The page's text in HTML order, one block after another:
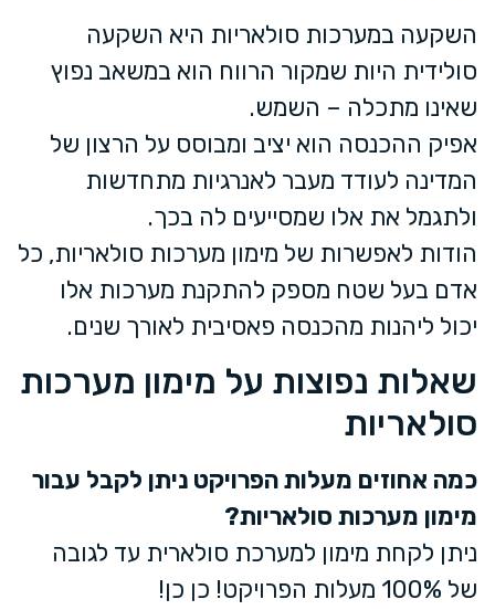
השקעה במערכות סולאריות היא השקעה
סולידית היות שמקור הרווח הוא במשאב נפוץ
שאינו מתכלה – השמש.
אפיק ההכנסה הוא יציב ומבוסס על הרצון של
המדינה לעודד מעבר לאנרגיות מתחדשות
ולתגמל את אלו שמסייעים לה בכך.
הודות לאפשרות של מימון מערכות סולאריות, כל
אדם בעל שטח מספק להתקנת מערכות אלו
יכול ליהנות מהכנסה פאסיבית לאורך שנים.
שאלות נפוצות על מימון מערכות
סולאריות
כמה אחוזים מעלות הפרויקט ניתן לקבל עבור
מימון מערכות סולאריות?
ניתן לקחת מימון למערכת סולארית עד לגובה
של 100% מעלות הפרויקט! כן כן!